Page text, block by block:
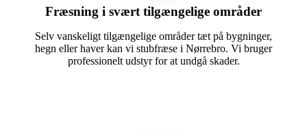
Fræsning i svært tilgængelige områder
Selv vanskeligt tilgængelige områder tæt på bygninger,
hegn eller haver kan vi stubfræse i Nørrebro. Vi bruger
professionelt udstyr for at undgå skader.